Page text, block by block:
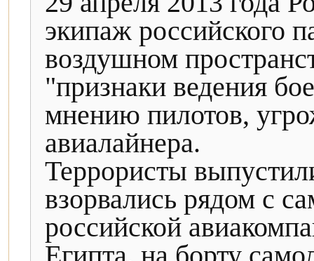
экипаж российского
воздушном
"признаки ведения
мнению пилотов,
авиалайнера.
Террористы
взорвались рядом с
российской